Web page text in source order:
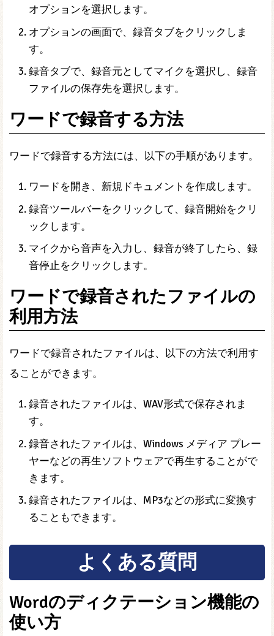
オプションを選択します。
オプションの画面で、録音タブをクリックしま
す。
録音タブで、録音元としてマイクを選択し、録音
ファイルの保存先を選択します。
ワードで録音する方法
ワードで録音する方法には、以下の手順があります。
ワードを開き、新規ドキュメントを作成します。
録音ツールバーをクリックして、録音開始をクリ
ックします。
マイクから音声を入力し、録音が終了したら、録
音停止をクリックします。
ワードで録音されたファイルの
利用方法
ワードで録音されたファイルは、以下の方法で利用す
ることができます。
録音されたファイルは、WAV形式で保存されま
す。
録音されたファイルは、Windows メディア プレー
ヤーなどの再生ソフトウェアで再生することがで
きます。
録音されたファイルは、MP3などの形式に変換す
ることもできます。
よくある質問
Wordのディクテーション機能の
使い方